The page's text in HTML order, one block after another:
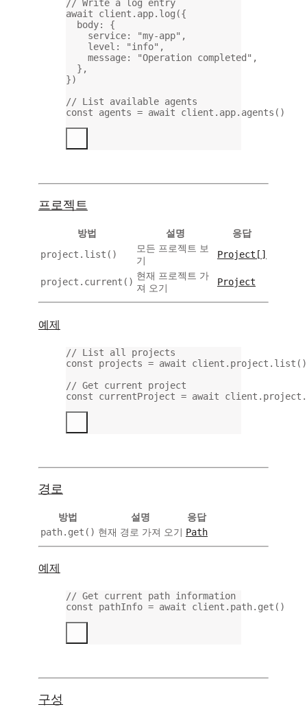
// Write a log entry
await client.app. log ({
body: {
service:
"my-app" ,
level:
"info" ,
message:
"Operation completed" ,
},
})
// List available agents
const
agents = await client.app. agents ()
프로젝트
방법 설명 응답
project.list()
모든 프로젝트 보
기
Project[]
project.current()
현재 프로젝트 가
져 오기
Project
예제
// List all projects
const
projects = await client.project. list ()
// Get current project
const
currentProject = await client.project.
경로
방법 설명 응답
path.get() 현재 경로 가져 오기 Path
예제
// Get current path information
const
pathInfo = await client.path. get ()
구성